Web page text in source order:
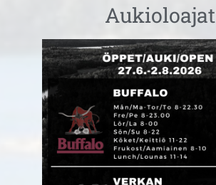
Aukioloajat